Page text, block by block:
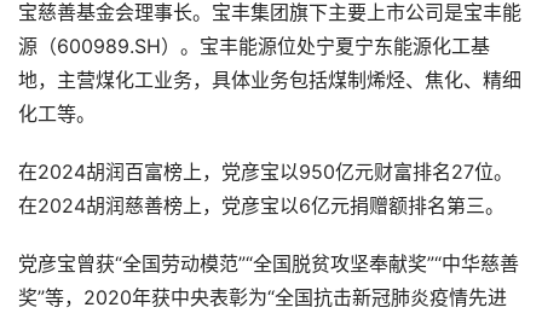
宝慈善基金会理事长。宝丰集团旗下主要上市公司是宝丰能
源（600989.SH）。宝丰能源位处宁夏宁东能源化工基
地，主营煤化工业务，具体业务包括煤制烯烃、焦化、精细
化工等。
在2024胡润百富榜上，党彦宝以950亿元财富排名27位。
在2024胡润慈善榜上，党彦宝以6亿元捐赠额排名第三。
党彦宝曾获“全国劳动模范”“全国脱贫攻坚奉献奖”“中华慈善
奖”等，2020年获中央表彰为“全国抗击新冠肺炎疫情先进